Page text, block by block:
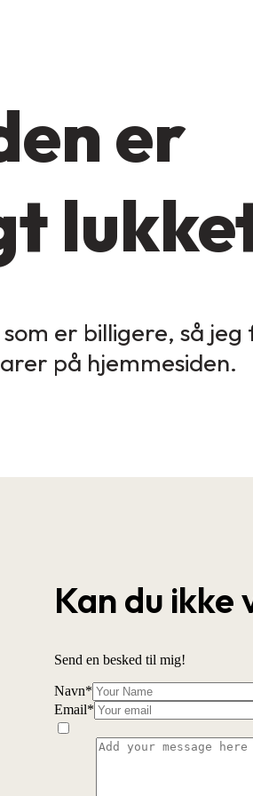
er
er billigere, så
på hjemmesiden.
Kan du ikke
Send en besked til mig!
Navn*
Email*